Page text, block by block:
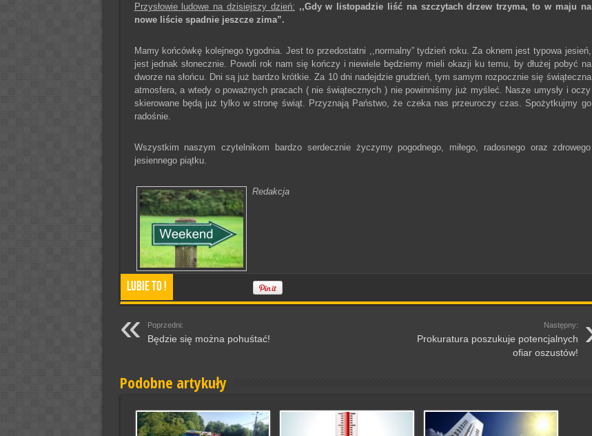
Przysłowie ludowe na dzisiejszy dzień: ,,Gdy w listopadzie liść na szczytach drzew trzyma, to w maju na
nowe liście spadnie jeszcze zima”.
Mamy końcówkę kolejnego tygodnia. Jest to przedostatni ,,normalny” tydzień roku. Za oknem jest typowa jesień,
jest jednak słonecznie. Powoli rok nam się kończy i niewiele będziemy mieli okazji ku temu, by dłużej pobyć na
dworze na słońcu. Dni są już bardzo krótkie. Za 10 dni nadejdzie grudzień, tym samym rozpocznie się świąteczna
atmosfera, a wtedy o poważnych pracach ( nie świątecznych ) nie powinniśmy już myśleć. Nasze umysły i oczy
skierowane będą już tylko w stronę świąt. Przyznają Państwo, że czeka nas przeuroczy czas. Spożytkujmy go
radośnie.
Wszystkim naszym czytelnikom bardzo serdecznie życzymy pogodnego, miłego, radosnego oraz zdrowego
jesiennego piątku.
Redakcja
Lubie To !
Poprzedni:
Będzie się można pohuśtać!
Następny:
Prokuratura poszukuje potencjalnych
ofiar oszustów!
Podobne artykuły